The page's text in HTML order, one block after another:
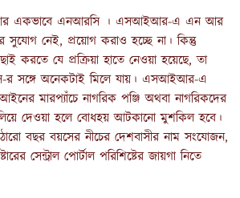
একভাবে এনআরসি । এসআইআর-এ এন আর
নেই, প্রয়োগ করাও হচ্ছে না। কিন্তু
করতে যে প্রক্রিয়া হাতে নেওয়া হয়েছে, তা
র সঙ্গে অনেকটাই মিলে যায়। এসআইআর-এ
মারপ্যাঁচে নাগরিক পঞ্জি অথবা নাগরিকদের
দেওয়া হলে বোধহয় আটকানো মুশকিল হবে।
বছর বয়সের নীচের দেশবাসীর নাম সংযোজন,
সেন্ট্রাল পোর্টাল পরিশিষ্টের জায়গা নিতে